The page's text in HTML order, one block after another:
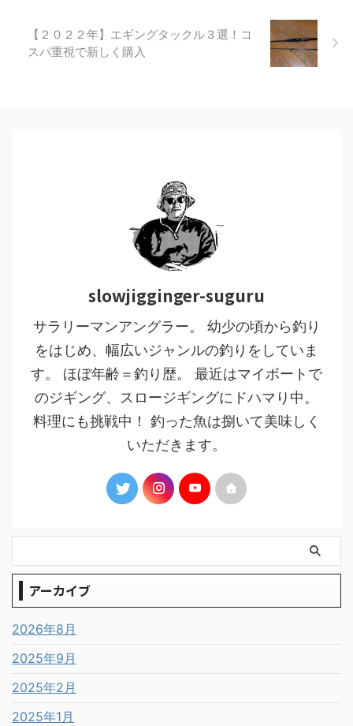
【２０２２年】エギングタックル３選！コ
スパ重視で新しく購入
slowjigginger-suguru
サラリーマンアングラー。 幼少の頃から釣り
をはじめ、幅広いジャンルの釣りをしていま
す。 ほぼ年齢＝釣り歴。 最近はマイボートで
のジギング、スロージギングにドハマり中。
料理にも挑戦中！ 釣った魚は捌いて美味しく
いただきます。
アーカイブ
2026年8月
2025年9月
2025年2月
2025年1月